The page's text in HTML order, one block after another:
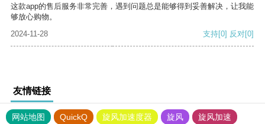
这款app的售后服务非常完善，遇到问题总是能够得到妥善解决，让我能
够放心购物。
2024-11-28
支持[0] 反对[0]
友情链接
网站地图 QuickQ 旋风加速度器 旋风 旋风加速